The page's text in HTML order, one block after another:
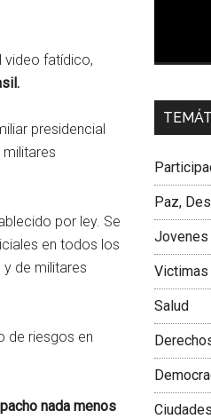
video fatídico,
presidencial
por ley. Se
en todos los
de militares
de riesgos en
nada menos
Dra.
Paz,
Jovenes
Victimas
Salud